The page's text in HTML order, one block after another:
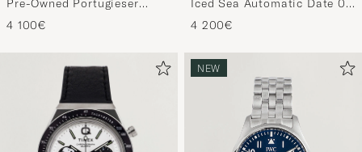
Pre-Owned Portugieser
Chronograph Classic
4 100€
Iced Sea Automatic Date 0
Oxygen Light Blue
4 200€
NEW